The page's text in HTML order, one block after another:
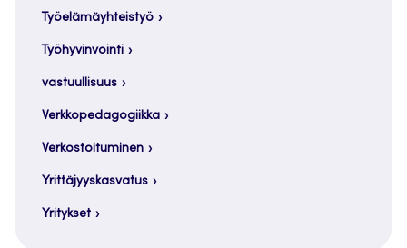
Työelämäyhteistyö
Työhyvinvointi
vastuullisuus
Verkkopedagogiikka
Verkostoituminen
Yrittäjyyskasvatus
Yritykset